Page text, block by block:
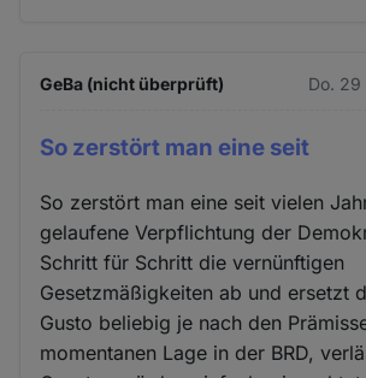
GeBa (nicht überprüft) Do. 29
So zerstört man eine seit
So zerstört man eine seit vielen
gelaufene Verpflichtung der
Schritt für Schritt die vernünftigen
Gesetzmäßigkeiten ab und ersetzt
Gusto beliebig je nach den
momentanen Lage in der BRD,